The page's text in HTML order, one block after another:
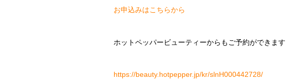
お申込みはこちらから
ホットペッパービューティーからもご予約ができます
https://beauty.hotpepper.jp/kr/slnH000442728/